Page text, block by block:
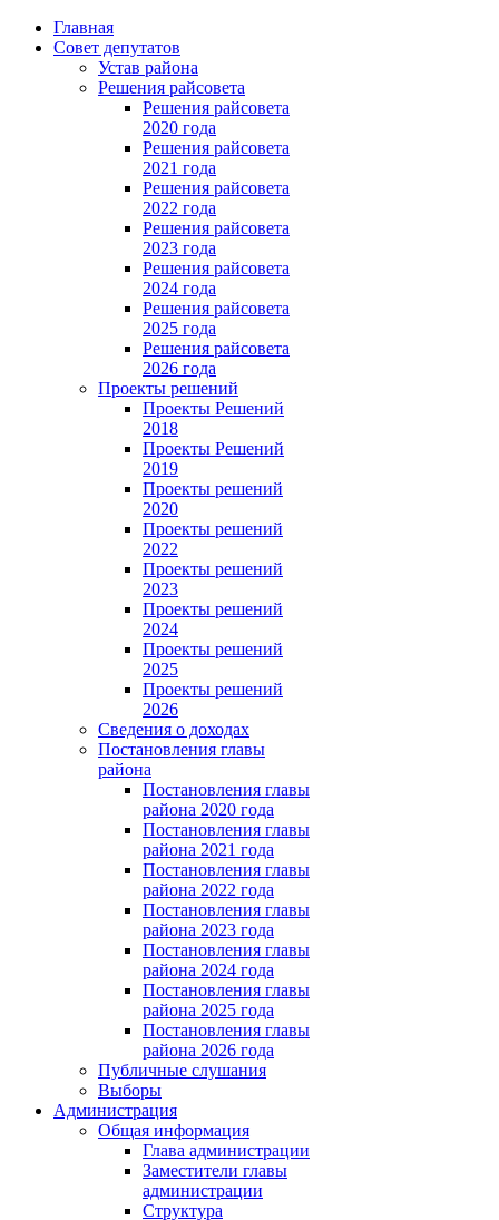
Главная
Совет депутатов
Устав района
Решения райсовета
Решения райсовета
2020 года
Решения райсовета
2021 года
Решения райсовета
2022 года
Решения райсовета
2023 года
Решения райсовета
2024 года
Решения райсовета
2025 года
Решения райсовета
2026 года
Проекты решений
Проекты Решений
2018
Проекты Решений
2019
Проекты решений
2020
Проекты решений
2022
Проекты решений
2023
Проекты решений
2024
Проекты решений
2025
Проекты решений
2026
Сведения о доходах
Постановления главы
района
Постановления главы
района 2020 года
Постановления главы
района 2021 года
Постановления главы
района 2022 года
Постановления главы
района 2023 года
Постановления главы
района 2024 года
Постановления главы
района 2025 года
Постановления главы
района 2026 года
Публичные слушания
Выборы
Администрация
Общая информация
Глава администрации
Заместители главы
администрации
Структура